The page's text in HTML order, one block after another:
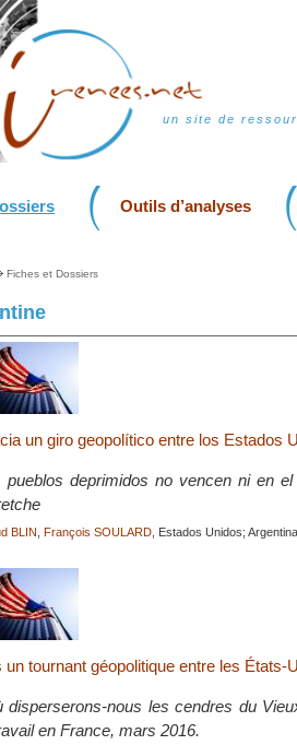
un site de
Outils d’analyses
Fiches et Dossiers
un giro geopolítico entre los Estados
pueblos deprimidos no vencen ni en
BLIN François SOULARD , Estados Unidos;
un tournant géopolitique entre les États-
disperserons-nous les cendres du
en France, mars 2016.